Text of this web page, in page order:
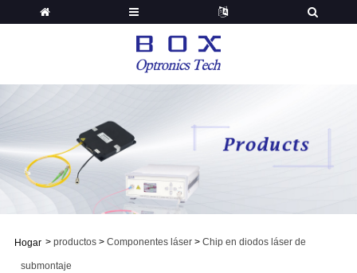
Hogar > productos > Componentes láser > Chip en diodos láser de
submontaje